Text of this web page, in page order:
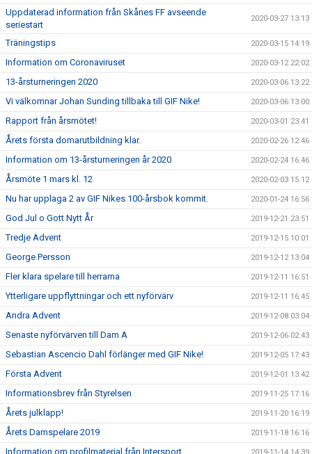
Uppdaterad information från Skånes FF avseende
seriestart
2020-03-27 13:13
Träningstips 2020-03-15 14:19
Information om Coronaviruset 2020-03-12 22:02
13-årsturneringen 2020 2020-03-06 13:22
Vi välkomnar Johan Sunding tillbaka till GIF Nike! 2020-03-06 13:00
Rapport från årsmötet! 2020-03-01 23:41
Årets första domarutbildning klar. 2020-02-26 12:46
Information om 13-årsturneringen år 2020 2020-02-24 16:46
Årsmöte 1 mars kl. 12 2020-02-03 15:12
Nu har upplaga 2 av GIF Nikes 100-årsbok kommit. 2020-01-24 16:56
God Jul o Gott Nytt År 2019-12-21 23:51
Tredje Advent 2019-12-15 10:01
George Persson 2019-12-12 13:04
Fler klara spelare till herrarna 2019-12-11 16:51
Ytterligare uppflyttningar och ett nyförvärv 2019-12-11 16:45
Andra Advent 2019-12-08 03:04
Senaste nyförvärven till Dam A 2019-12-06 02:43
Sebastian Ascencio Dahl förlänger med GIF Nike! 2019-12-05 17:43
Första Advent 2019-12-01 13:42
Informationsbrev från Styrelsen 2019-11-25 17:16
Årets julklapp! 2019-11-20 16:19
Årets Damspelare 2019 2019-11-18 16:16
Information om profilmaterial från Intersport